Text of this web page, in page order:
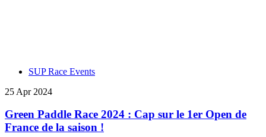
SUP Race Events
25 Apr 2024
Green Paddle Race 2024 : Cap sur le 1er Open de
France de la saison !